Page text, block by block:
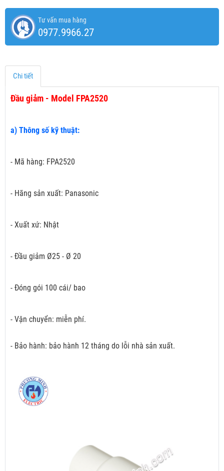
Tư vấn mua hàng
0977.9966.27
Chi tiết
Đầu giảm - Model FPA2520
a) Thông số kỹ thuật:
- Mã hàng: FPA2520
- Hãng sản xuất: Panasonic
- Xuất xứ: Nhật
- Đầu giảm Ø25 - Ø 20
- Đóng gói 100 cái/ bao
- Vận chuyển: miễn phí.
- Bảo hành: bảo hành 12 tháng do lỗi nhà sản xuất.